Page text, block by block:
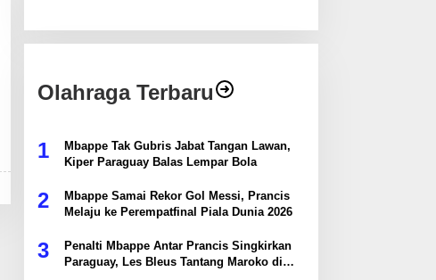
Olahraga Terbaru
1
Mbappe Tak Gubris Jabat Tangan Lawan,
Kiper Paraguay Balas Lempar Bola
2
Mbappe Samai Rekor Gol Messi, Prancis
Melaju ke Perempatfinal Piala Dunia 2026
3
Penalti Mbappe Antar Prancis Singkirkan
Paraguay, Les Bleus Tantang Maroko di